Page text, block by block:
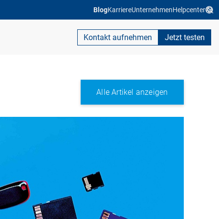
BlogKarriereUnternehmenHelpcenter
Kontakt aufnehmen Jetzt testen
Alle Artikel anzeigen